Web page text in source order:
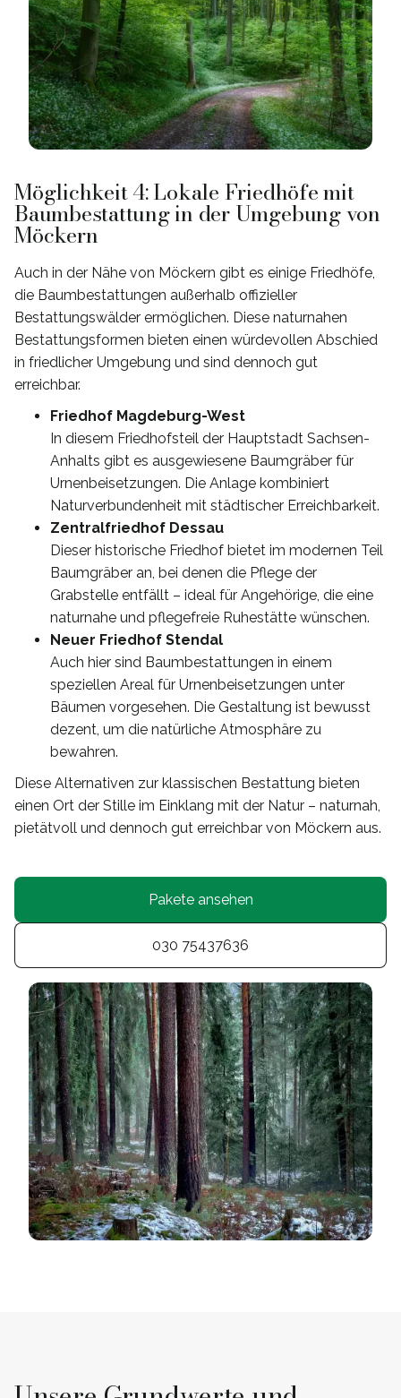
Möglichkeit 4: Lokale Friedhöfe mit
Baumbestattung in der Umgebung von
Möckern
Auch in der Nähe von Möckern gibt es einige Friedhöfe,
die Baumbestattungen außerhalb offizieller
Bestattungswälder ermöglichen. Diese naturnahen
Bestattungsformen bieten einen würdevollen Abschied
in friedlicher Umgebung und sind dennoch gut
erreichbar.
Friedhof Magdeburg-West
In diesem Friedhofsteil der Hauptstadt Sachsen-
Anhalts gibt es ausgewiesene Baumgräber für
Urnenbeisetzungen. Die Anlage kombiniert
Naturverbundenheit mit städtischer Erreichbarkeit.
Zentralfriedhof Dessau
Dieser historische Friedhof bietet im modernen Teil
Baumgräber an, bei denen die Pflege der
Grabstelle entfällt – ideal für Angehörige, die eine
naturnahe und pflegefreie Ruhestätte wünschen.
Neuer Friedhof Stendal
Auch hier sind Baumbestattungen in einem
speziellen Areal für Urnenbeisetzungen unter
Bäumen vorgesehen. Die Gestaltung ist bewusst
dezent, um die natürliche Atmosphäre zu
bewahren.
Diese Alternativen zur klassischen Bestattung bieten
einen Ort der Stille im Einklang mit der Natur – naturnah,
pietätvoll und dennoch gut erreichbar von Möckern aus.
Pakete ansehen
030 75437636